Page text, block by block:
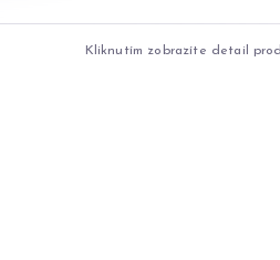
Kliknutím zobrazíte detail